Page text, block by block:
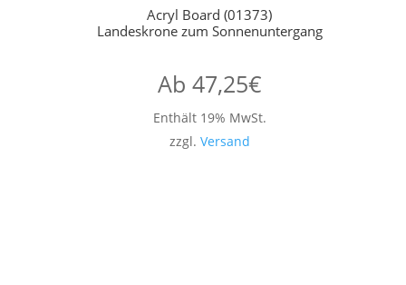
Acryl Board (01373)
Landeskrone zum Sonnenuntergang
Ab 47,25€
Enthält 19% MwSt.
zzgl. Versand